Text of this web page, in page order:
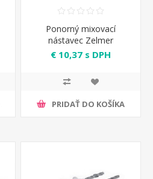
Ponorný mixovací
nástavec Zelmer
€ 10,37 s DPH
PRIDAŤ DO KOŠÍKA